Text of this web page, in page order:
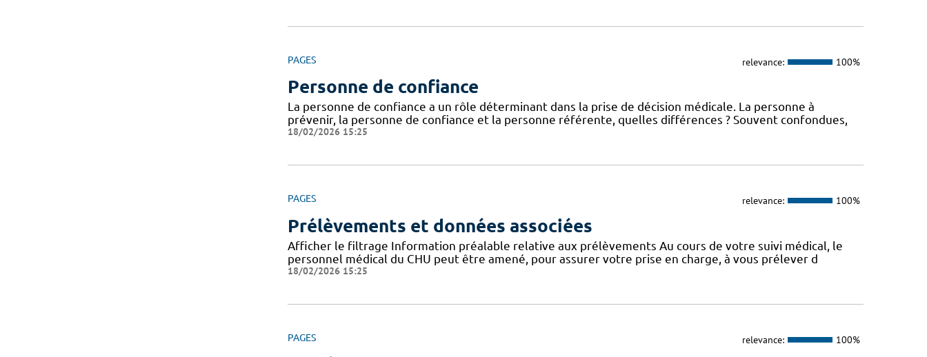
PAGES relevance: 100%
Personne de confiance
La personne de confiance a un rôle déterminant dans la prise de décision médicale. La personne à
prévenir, la personne de confiance et la personne référente, quelles différences ? Souvent confondues,
18/02/2026 15:25
PAGES relevance: 100%
Prélèvements et données associées
Afficher le filtrage Information préalable relative aux prélèvements Au cours de votre suivi médical, le
personnel médical du CHU peut être amené, pour assurer votre prise en charge, à vous prélever d
18/02/2026 15:25
PAGES relevance: 100%